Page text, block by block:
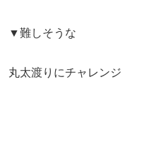
▼難しそうな
丸太渡りにチャレンジ